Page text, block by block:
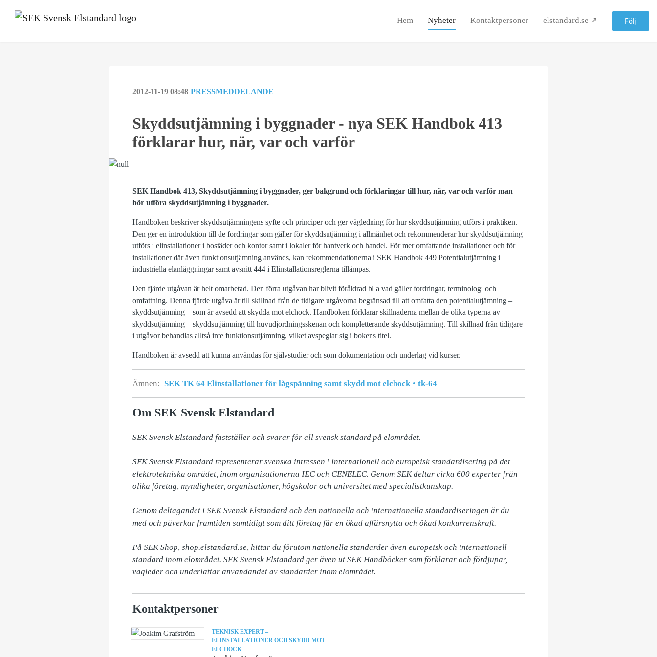
Hem Nyheter Kontaktpersoner elstandard.se ↗ Följ
2012-11-19 08:48 PRESSMEDDELANDE
Skyddsutjämning i byggnader - nya SEK Handbok 413
förklarar hur, när, var och varför
SEK Handbok 413, Skyddsutjämning i byggnader, ger bakgrund och förklaringar till hur, när, var och varför man
bör utföra skyddsutjämning i byggnader.
Handboken beskriver skyddsutjämningens syfte och principer och ger vägledning för hur skyddsutjämning utförs i praktiken.
Den ger en introduktion till de fordringar som gäller för skyddsutjämning i allmänhet och rekommenderar hur skyddsutjämning
utförs i elinstallationer i bostäder och kontor samt i lokaler för hantverk och handel. För mer omfattande installationer och för
installationer där även funktionsutjämning används, kan rekommendationerna i SEK Handbok 449 Potentialutjämning i
industriella elanläggningar samt avsnitt 444 i Elinstallationsreglerna tillämpas.
Den fjärde utgåvan är helt omarbetad. Den förra utgåvan har blivit föråldrad bl a vad gäller fordringar, terminologi och
omfattning. Denna fjärde utgåva är till skillnad från de tidigare utgåvorna begränsad till att omfatta den potentialutjämning –
skyddsutjämning – som är avsedd att skydda mot elchock. Handboken förklarar skillnaderna mellan de olika typerna av
skyddsutjämning – skyddsutjämning till huvudjordningsskenan och kompletterande skyddsutjämning. Till skillnad från tidigare
i utgåvor behandlas alltså inte funktionsutjämning, vilket avspeglar sig i bokens titel.
Handboken är avsedd att kunna användas för självstudier och som dokumentation och underlag vid kurser.
Ämnen: SEK TK 64 Elinstallationer för lågspänning samt skydd mot elchock tk-64
Om SEK Svensk Elstandard
SEK Svensk Elstandard fastställer och svarar för all svensk standard på elområdet.
SEK Svensk Elstandard representerar svenska intressen i internationell och europeisk standardisering på det
elektrotekniska området, inom organisationerna IEC och CENELEC. Genom SEK deltar cirka 600 experter från
olika företag, myndigheter, organisationer, högskolor och universitet med specialistkunskap.
Genom deltagandet i SEK Svensk Elstandard och den nationella och internationella standardiseringen är du
med och påverkar framtiden samtidigt som ditt företag får en ökad affärsnytta och ökad konkurrenskraft.
På SEK Shop, shop.elstandard.se, hittar du förutom nationella standarder även europeisk och internationell
standard inom elområdet. SEK Svensk Elstandard ger även ut SEK Handböcker som förklarar och fördjupar,
vägleder och underlättar användandet av standarder inom elområdet.
Kontaktpersoner
TEKNISK EXPERT –
ELINSTALLATIONER OCH SKYDD MOT
ELCHOCK